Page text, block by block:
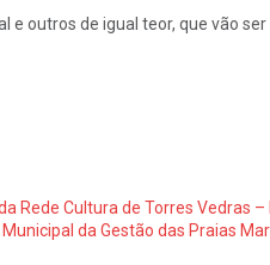
e outros de igual teor, que vão
Rede Cultura de Torres Vedras
da Gestão das Praias